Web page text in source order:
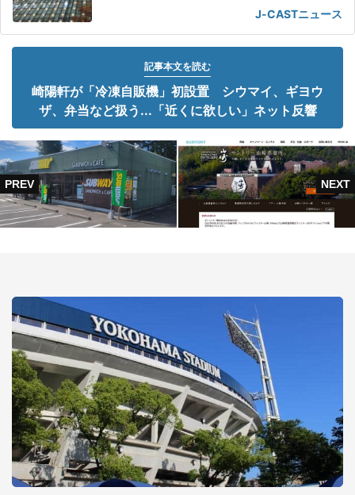
J-CASTニュース
記事本文を読む
崎陽軒が「冷凍自販機」初設置 シウマイ、ギヨウ
ザ、弁当など扱う...「近くに欲しい」ネット反響